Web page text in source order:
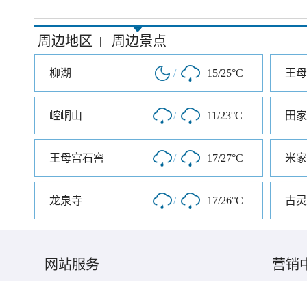
周边地区 | 周边景点
柳湖 / 15/25°C 王
崆峒山 / 11/23°C 田
王母宫石窖 / 17/27°C 米
龙泉寺 / 17/26°C 古
网站服务 营销